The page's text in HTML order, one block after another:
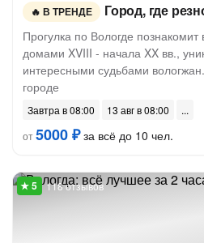
В ТРЕНДЕ Город, где
Прогулка по Вологде
домами XVIII - начала XX вв.,
интересными судьбами
городе
Завтра в 08:00
13 авг в 08:00
от5000 ₽за всё до 10 чел.
118 отзывов